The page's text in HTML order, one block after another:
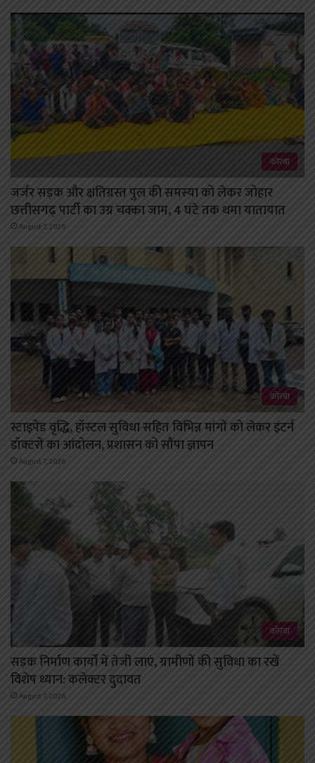
कोरबा
जर्जर सड़क और क्षतिग्रस्त पुल की समस्या को लेकर जोहार
छत्तीसगढ़ पार्टी का उग्र चक्का जाम, 4 घंटे तक थमा यातायात
August 7, 2026
कोरबा
स्टाइपेंड वृद्धि, हॉस्टल सुविधा सहित विभिन्न मांगों को लेकर इंटर्न
डॉक्टरों का आंदोलन, प्रशासन को सौंपा ज्ञापन
August 7, 2026
कोरबा
सड़क निर्माण कार्यों में तेजी लाएं, ग्रामीणों की सुविधा का रखें
विशेष ध्यान: कलेक्टर दुदावत
August 7, 2026